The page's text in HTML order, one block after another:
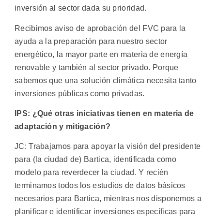
inversión al sector dada su prioridad.
Recibimos aviso de aprobación del FVC para la
ayuda a la preparación para nuestro sector
energético, la mayor parte en materia de energía
renovable y también al sector privado. Porque
sabemos que una solución climática necesita tanto
inversiones públicas como privadas.
IPS: ¿Qué otras iniciativas tienen en materia de
adaptación y mitigación?
JC: Trabajamos para apoyar la visión del presidente
para (la ciudad de) Bartica, identificada como
modelo para reverdecer la ciudad. Y recién
terminamos todos los estudios de datos básicos
necesarios para Bartica, mientras nos disponemos a
planificar e identificar inversiones específicas para